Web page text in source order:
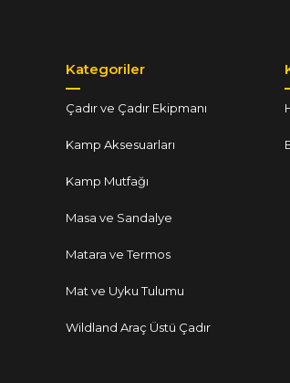
Kategoriler
Çadır ve Çadır Ekipmanı
Kamp Aksesuarları
Kamp Mutfağı
Masa ve Sandalye
Matara ve Termos
Mat ve Uyku Tulumu
Wildland Araç Üstü Çadır